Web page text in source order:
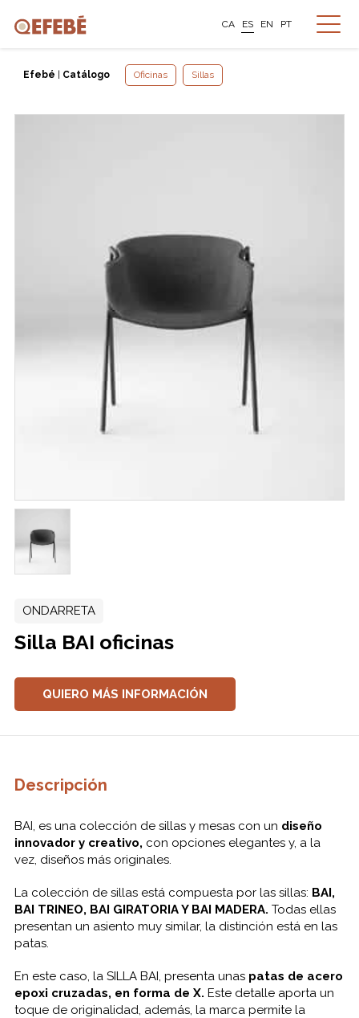
CA ES EN PT
Efebé Catálogo Oficinas Sillas
ONDARRETA
Silla BAI oficinas
QUIERO MÁS INFORMACIÓN
Descripción
BAI, es una colección de sillas y mesas con un diseño
innovador y creativo, con opciones elegantes y, a la
vez, diseños más originales.
La colección de sillas está compuesta por las sillas: BAI,
BAI TRINEO, BAI GIRATORIA Y BAI MADERA. Todas ellas
presentan un asiento muy similar, la distinción está en las
patas.
En este caso, la SILLA BAI, presenta unaspatas de acero
epoxi cruzadas, en forma de X. Este detalle aporta un
toque de originalidad, además, la marca permite la